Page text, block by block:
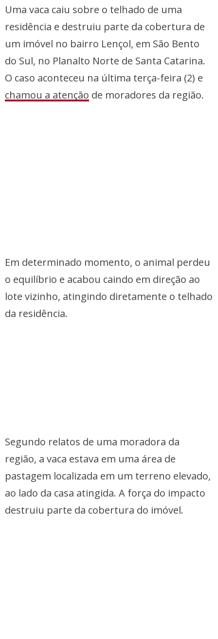
Uma vaca caiu sobre o telhado de uma
residência e destruiu parte da cobertura de
um imóvel no bairro Lençol, em São Bento
do Sul, no Planalto Norte de Santa Catarina.
O caso aconteceu na última terça-feira (2) e
chamou a atenção de moradores da região.
Em determinado momento, o animal perdeu
o equilíbrio e acabou caindo em direção ao
lote vizinho, atingindo diretamente o telhado
da residência.
Segundo relatos de uma moradora da
região, a vaca estava em uma área de
pastagem localizada em um terreno elevado,
ao lado da casa atingida. A força do impacto
destruiu parte da cobertura do imóvel.